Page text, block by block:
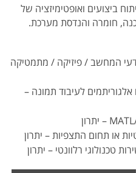
ביצועים ואופטימיזציה של
חומרה והנדסת מערכת.
המחשב / פיזיקה / מתמטיקה
אלגוריתמים לעיבוד תמונה –
או תחום התצפיות – יתרון
טכנולוגי רלוונטי – יתרון